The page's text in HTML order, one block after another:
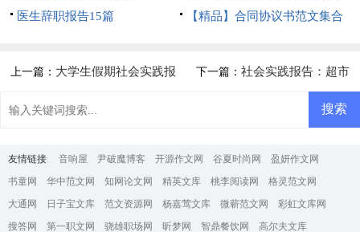
医生辞职报告15篇
【精品】合同协议书范文集合
上一篇： 大学生假期社会实践报 下一篇： 社会实践报告：超市
友情链接: 音响屋 尹破魔博客 开源作文网 谷夏时尚网
盈妍作文网
书童网
华中范文网 知网论文网 精英文库 桃李阅读网
格灵范文网
大通网
日子宝文库 范文资源网 杨嘉莺文库 微蕲范文网
彩虹文库网
搜答网
第一职文网 骁雄职场网 昕梦网 智鼎餐饮网 高尔夫文库